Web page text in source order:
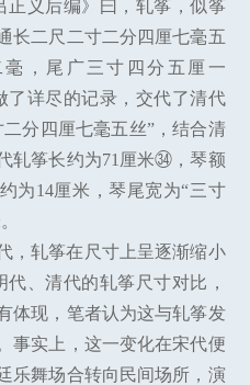
正义后编》曰，轧筝，似筝
长二尺二寸二分四厘七毫五
，尾广三寸四分五厘一
了详尽的记录，交代了清代
分四厘七毫五丝”，结合清
轧筝长约为71厘米㉞，琴额
为14厘米，琴尾宽为“三寸
，轧筝在尺寸上呈逐渐缩小
、清代的轧筝尺寸对比，
体现，笔者认为这与轧筝发
事实上，这一变化在宋代便
乐舞场合转向民间场所，演